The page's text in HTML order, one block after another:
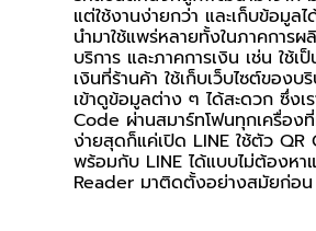
แต่ใช้งานง่ายกว่า และเก็บข้อมูล
นำมาใช้แพร่หลายทั้งในภาคการ
บริการ และภาคการเงิน เช่น ใช้เ
เงินที่ร้านค้า ใช้เก็บเว็บไซต์ของบ
เข้าดูข้อมูลต่าง ๆ ได้สะดวก ซึ่งเ
Code ผ่านสมาร์ทโฟนทุกเครื่อ
ง่ายสุดก็แค่เปิด LINE ใช้ตัว
พร้อมกับ LINE ได้แบบไม่ต้องหา
Reader มาติดตั้งอย่างสมัยก่อน